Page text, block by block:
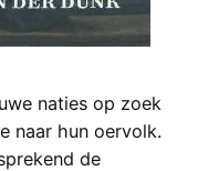
naties op zoek
naar hun oervolk.
de